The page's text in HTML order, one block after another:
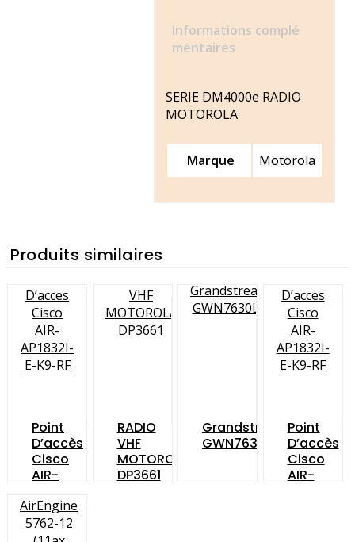
Informations complé
mentaires
SERIE DM4000e RADIO
MOTOROLA
Marque Motorola
Produits similaires
Point
D’accès
Cisco
AIR-
E-
K9C
RADIO
VHF
MOTOROLA
DP3661
Grandstream
GWN7630LR
Point
D’accès
Cisco
AIR-